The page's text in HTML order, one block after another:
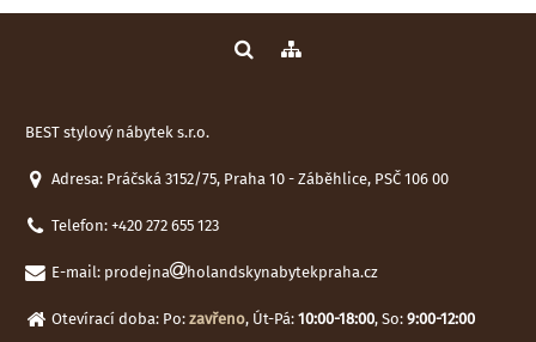
BEST stylový nábytek s.r.o.
Adresa: Práčská 3152/75, Praha 10 - Záběhlice, PSČ 106 00
Telefon: +420 272 655 123
E-mail: prodejna holandskynabytekpraha.cz
Otevírací doba: Po: zavřeno, Út-Pá: 10:00-18:00, So: 9:00-12:00